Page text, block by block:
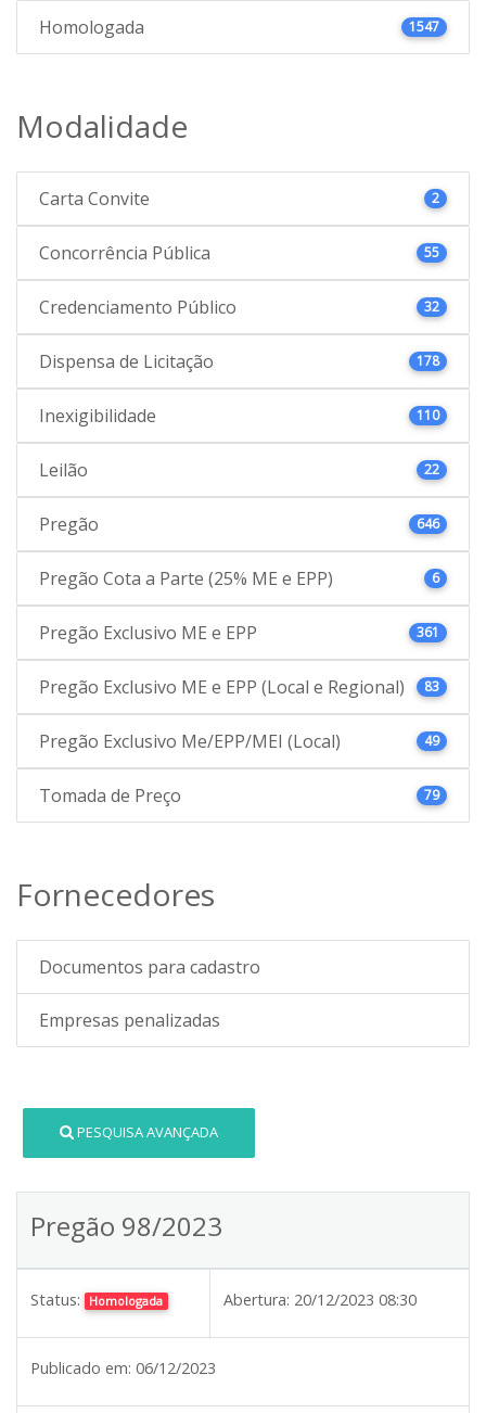
Homologada 1547
Modalidade
Carta Convite 2
Concorrência Pública 55
Credenciamento Público 32
Dispensa de Licitação 178
Inexigibilidade 110
Leilão 22
Pregão 646
Pregão Cota a Parte (25% ME e EPP) 6
Pregão Exclusivo ME e EPP 361
Pregão Exclusivo ME e EPP (Local e Regional) 83
Pregão Exclusivo Me/EPP/MEI (Local) 49
Tomada de Preço 79
Fornecedores
Documentos para cadastro
Empresas penalizadas
PESQUISA AVANÇADA
Pregão 98/2023
Status: Homologada Abertura: 20/12/2023 08:30
Publicado em: 06/12/2023